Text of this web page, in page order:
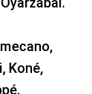
vs. Francia por TV y Disney Plus Online